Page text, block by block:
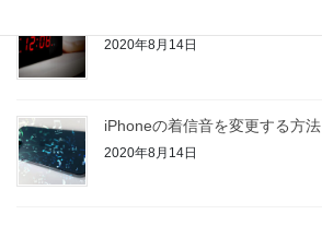
2020年8月14日
iPhoneの着信音を変更する方法
2020年8月14日